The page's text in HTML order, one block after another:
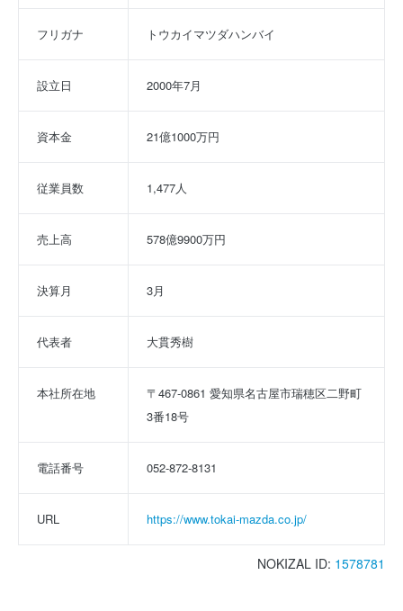
フリガナ トウカイマツダハンバイ
設立日 2000年7月
資本金 21億1000万円
従業員数 1,477人
売上高 578億9900万円
決算月 3月
代表者 大貫秀樹
本社所在地
〒467-0861 愛知県名古屋市瑞穂区二野町
3番18号
電話番号 052-872-8131
URL https://www.tokai-mazda.co.jp/
NOKIZAL ID: 1578781